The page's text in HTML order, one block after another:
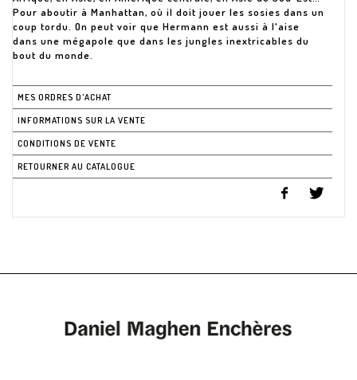
Pour aboutir à Manhattan, où il doit jouer les sosies dans un
coup tordu. On peut voir que Hermann est aussi à l'aise
dans une mégapole que dans les jungles inextricables du
bout du monde.
MES ORDRES D'ACHAT
INFORMATIONS SUR LA VENTE
CONDITIONS DE VENTE
RETOURNER AU CATALOGUE